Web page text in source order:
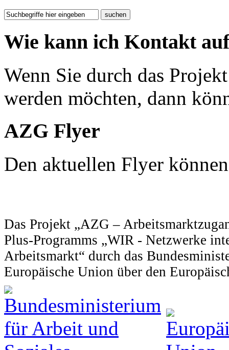
Wie kann ich Kontakt
Wenn Sie durch das
werden möchten, dann
AZG Flyer
Den aktuellen Flyer
Das Projekt „AZG –
Plus-Programms „WIR - Netzwerke
Arbeitsmarkt“ durch das
Europäische Union über den